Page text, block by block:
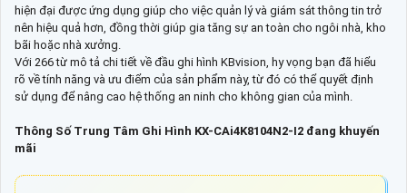
hiện đại được ứng dụng giúp cho việc quản lý và giám sát thông tin trở
nên hiệu quả hơn, đồng thời giúp gia tăng sự an toàn cho ngôi nhà, kho
bãi hoặc nhà xưởng.
Với 266 từ mô tả chi tiết về đầu ghi hình KBvision, hy vọng bạn đã hiểu
rõ về tính năng và ưu điểm của sản phẩm này, từ đó có thể quyết định
sử dụng để nâng cao hệ thống an ninh cho không gian của mình.
Thông Số Trung Tâm Ghi Hình KX-CAi4K8104N2-I2 đang khuyến
mãi